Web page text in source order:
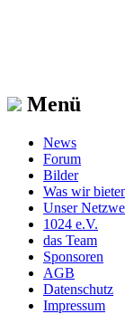
Menü
News
Forum
Bilder
Was wir
Unser
1024 e.V.
das Team
Sponsoren
AGB
Datenschutz
Impressum